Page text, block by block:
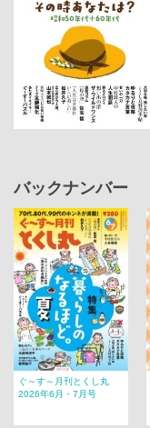
バックナンバー
ぐ～す～月刊とくし丸
2026年6月・7月号